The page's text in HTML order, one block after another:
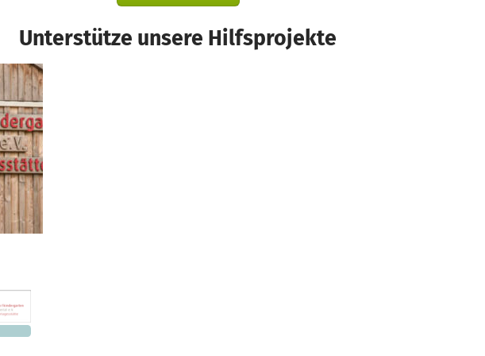
Unterstütze unsere Hilfsprojekte
€
noch